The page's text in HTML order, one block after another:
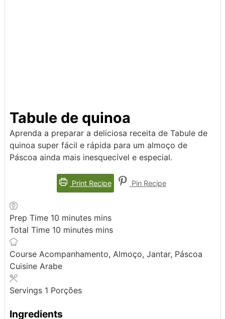
Tabule de quinoa
Aprenda a preparar a deliciosa receita de Tabule de
quinoa super fácil e rápida para um almoço de
Páscoa ainda mais inesquecível e especial.
Print Recipe Pin Recipe
Prep Time 10 minutes mins
Total Time 10 minutes mins
Course Acompanhamento, Almoço, Jantar, Páscoa
Cuisine Arabe
Servings 1 Porções
Ingredients